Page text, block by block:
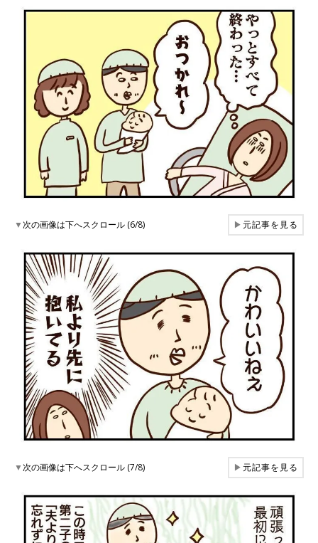
▼次の画像は下へスクロール (6/8) ▶元記事を見る
▼次の画像は下へスクロール (7/8) ▶元記事を見る